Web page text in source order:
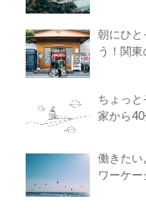
朝にひと
う！関
ちょっ
家から
働きたい
ワーケ